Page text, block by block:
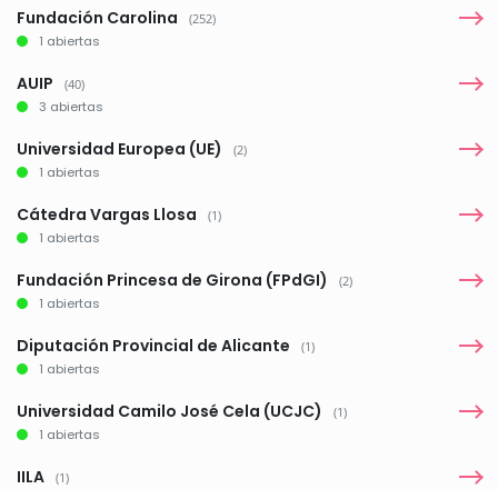
Fundación Carolina (252)
1 abiertas
AUIP (40)
3 abiertas
Universidad Europea (UE) (2)
1 abiertas
Cátedra Vargas Llosa (1)
1 abiertas
Fundación Princesa de Girona (FPdGI) (2)
1 abiertas
Diputación Provincial de Alicante (1)
1 abiertas
Universidad Camilo José Cela (UCJC) (1)
1 abiertas
IILA (1)